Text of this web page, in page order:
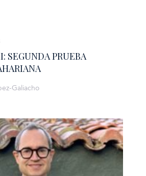
SEGUNDA PRUEBA
Galiacho